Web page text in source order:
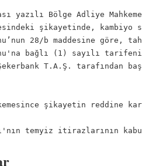
yazılı Bölge Adliye
şikayetinde,
28/b maddesine
bağlı (1) sayılı
T.A.Ş. tarafından
şikayetin reddine